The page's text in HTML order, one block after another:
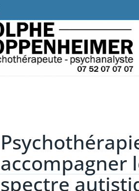
accompagner
spectre